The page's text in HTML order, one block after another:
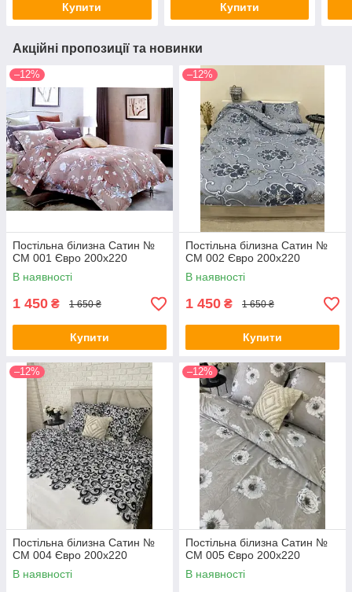
Купити Купити
Акційні пропозиції та новинки
–12%
Постільна білизна Сатин №
СМ 001 Євро 200х220
В наявності
1 450 ₴ 1 650 ₴
Купити
–12%
Постільна білизна Сатин №
СМ 002 Євро 200х220
В наявності
1 450 ₴ 1 650 ₴
Купити
–12%
Постільна білизна Сатин №
СМ 004 Євро 200х220
В наявності
–12%
Постільна білизна Сатин №
СМ 005 Євро 200х220
В наявності